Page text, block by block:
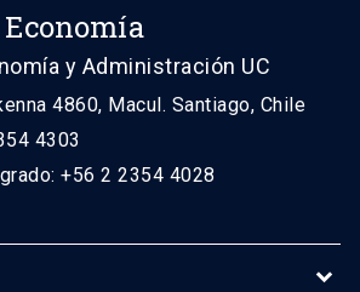
y Administración UC
4860, Macul. Santiago, Chile
4303
+56 2 2354 4028